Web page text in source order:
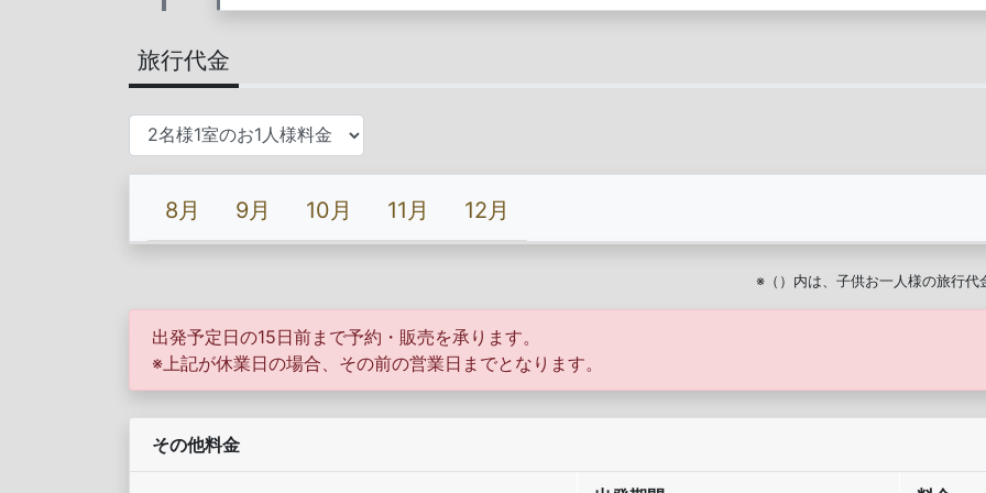
旅行代金
8月 9月 10月 11月 12月
※（）内は、子供お一人様の旅行代
出発予定日の15日前まで予約・販売を承ります。
※上記が休業日の場合、その前の営業日までとなります。
その他料金